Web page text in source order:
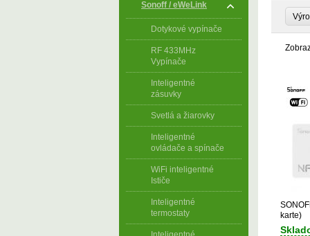
Sonoff / eWeLink
Dotykové vypínače
RF 433MHz
Vypínače
Inteligentné
zásuvky
Svetlá a žiarovky
Inteligentné
ovládače a spínače
WiFi inteligentné
Ističe
Inteligentné
termostaty
karte)